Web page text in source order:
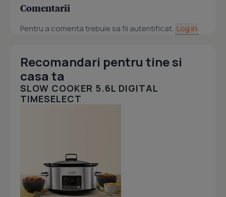
Comentarii
Pentru a comenta trebuie sa fii autentificat. Log in
Recomandari pentru tine si
casa ta
SLOW COOKER 5.6L DIGITAL
TIMESELECT